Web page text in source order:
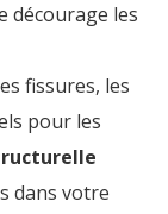
décourage les
fissures, les
pour les
dans votre